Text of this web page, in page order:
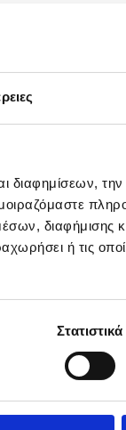
διαφημίσεων,
διαφήμισης
ή τις
Στατιστικά